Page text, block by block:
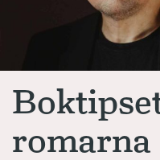
Föreslå nyord
Annonsera
romarna